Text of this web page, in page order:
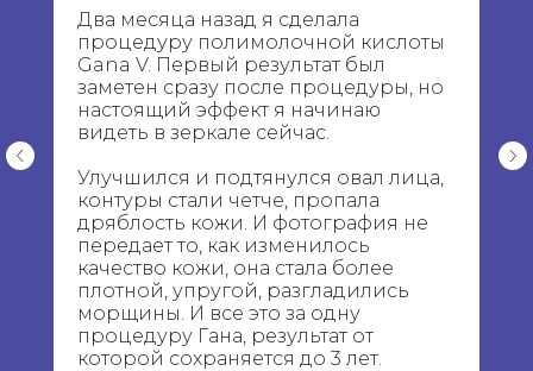
Два месяца назад я сделала
процедуру полимолочной кислоты
Gana V. Первый результат был
заметен сразу после процедуры, но
настоящий эффект я начинаю
видеть в зеркале сейчас.
Улучшился и подтянулся овал лица,
контуры стали четче, пропала
дряблость кожи. И фотография не
передает то, как изменилось
качество кожи, она стала более
плотной, упругой, разгладились
морщины. И все это за одну
процедуру Гана, результат от
которой сохраняется до 3 лет.